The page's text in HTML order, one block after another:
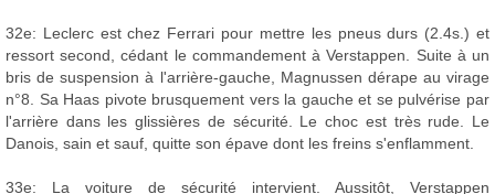
32e: Leclerc est chez Ferrari pour mettre les pneus durs (2.4s.) et
ressort second, cédant le commandement à Verstappen. Suite à un
bris de suspension à l'arrière-gauche, Magnussen dérape au virage
n°8. Sa Haas pivote brusquement vers la gauche et se pulvérise par
l'arrière dans les glissières de sécurité. Le choc est très rude. Le
Danois, sain et sauf, quitte son épave dont les freins s'enflamment.
33e: La voiture de sécurité intervient. Aussitôt, Verstappen